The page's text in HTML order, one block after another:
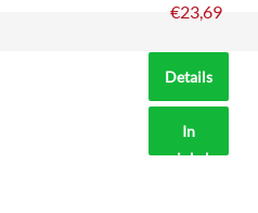
€23,69
Details
In
winkelmand